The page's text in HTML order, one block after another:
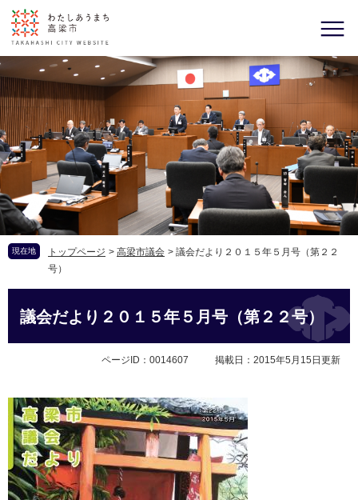
現在地 トップページ > 高梁市議会 > 議会だより２０１５年５月号（第２２
号）
議会だより２０１５年５月号（第２２号）
ページID：0014607 掲載日：2015年5月15日更新